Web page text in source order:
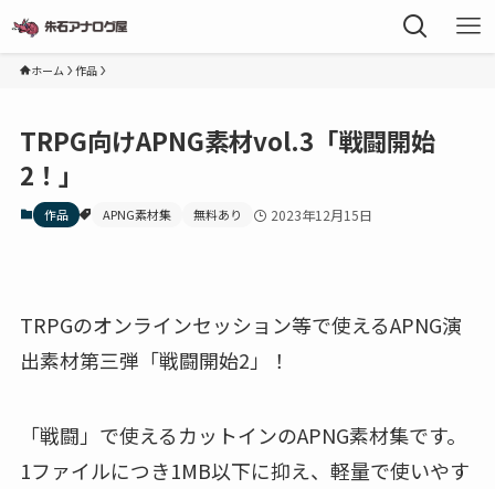
ホーム 作品
TRPG向けAPNG素材vol.3「戦闘開始
2！」
作品 APNG素材集 無料あり 2023年12月15日
TRPGのオンラインセッション等で使えるAPNG演
出素材第三弾「戦闘開始2」！
「戦闘」で使えるカットインのAPNG素材集です。
1ファイルにつき1MB以下に抑え、軽量で使いやす